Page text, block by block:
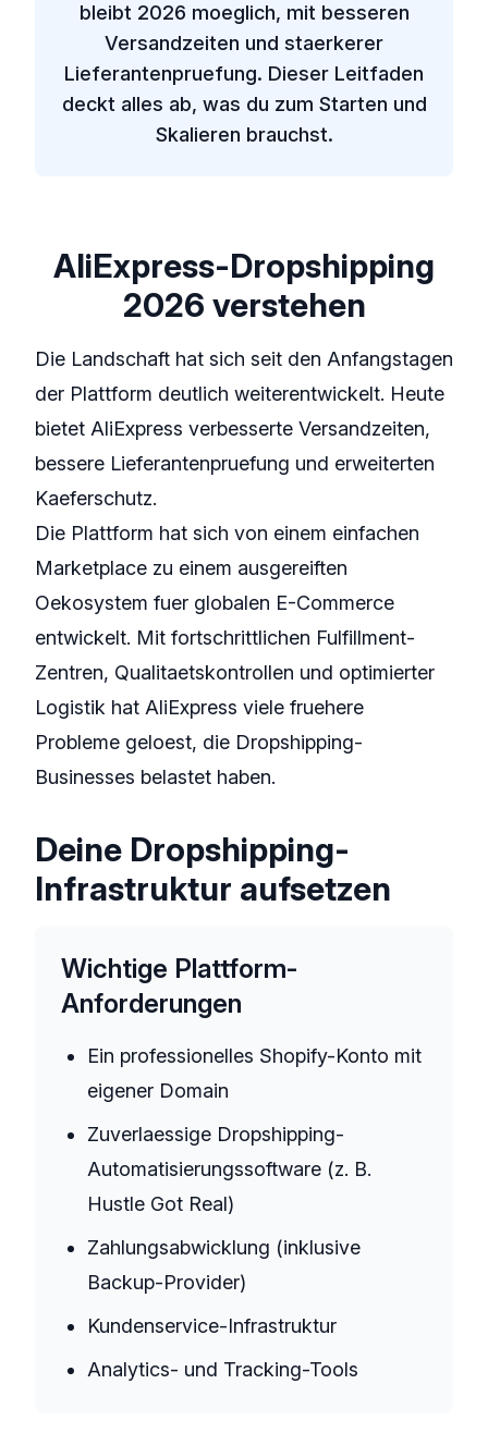
bleibt 2026 moeglich, mit besseren
Versandzeiten und staerkerer
Lieferantenpruefung. Dieser Leitfaden
deckt alles ab, was du zum Starten und
Skalieren brauchst.
AliExpress-Dropshipping
2026 verstehen
Die Landschaft hat sich seit den Anfangstagen
der Plattform deutlich weiterentwickelt. Heute
bietet AliExpress verbesserte Versandzeiten,
bessere Lieferantenpruefung und erweiterten
Kaeferschutz.
Die Plattform hat sich von einem einfachen
Marketplace zu einem ausgereiften
Oekosystem fuer globalen E-Commerce
entwickelt. Mit fortschrittlichen Fulfillment-
Zentren, Qualitaetskontrollen und optimierter
Logistik hat AliExpress viele fruehere
Probleme geloest, die Dropshipping-
Businesses belastet haben.
Deine Dropshipping-
Infrastruktur aufsetzen
Wichtige Plattform-
Anforderungen
Ein professionelles Shopify-Konto mit
eigener Domain
Zuverlaessige Dropshipping-
Automatisierungssoftware (z. B.
Hustle Got Real)
Zahlungsabwicklung (inklusive
Backup-Provider)
Kundenservice-Infrastruktur
Analytics- und Tracking-Tools